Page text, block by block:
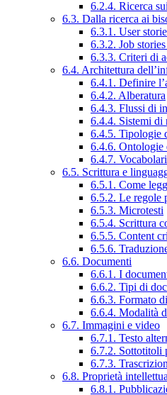
6.2.4. Ricerca
6.3. Dalla ricerca ai
6.3.1. User
6.3.2. Job
6.3.3. Criteri di
6.4. Architettura
6.4.1. Definire
6.4.2. Alberatura
6.4.3. Flussi di
6.4.4. Sistemi di
6.4.5. Tipologie
6.4.6. Ontologie
6.4.7.
6.5. Scrittura e
6.5.1. Come
6.5.2. Le regole
6.5.3. Microtesti
6.5.4. Scrittura
6.5.5. Content
6.5.6.
6.6. Documenti
6.6.1. I
6.6.2. Tipi di
6.6.3. Formato
6.6.4. Modalità
6.7. Immagini e video
6.7.1. Testo
6.7.2. Sottotitoli
6.7.3.
6.8. Proprietà
6.8.1.